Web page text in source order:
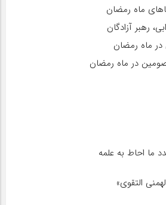
ماه رمضان
رهبر آزادگان
در ماه رمضان
در ماه رمضان
ما احاط به علمه
التقوی»